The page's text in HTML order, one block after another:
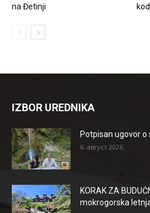
na Đetinji
IZBOR UREDNIKA
Potpisan ugovor o
6. август 2026.
KORAK ZA
mokrogorska